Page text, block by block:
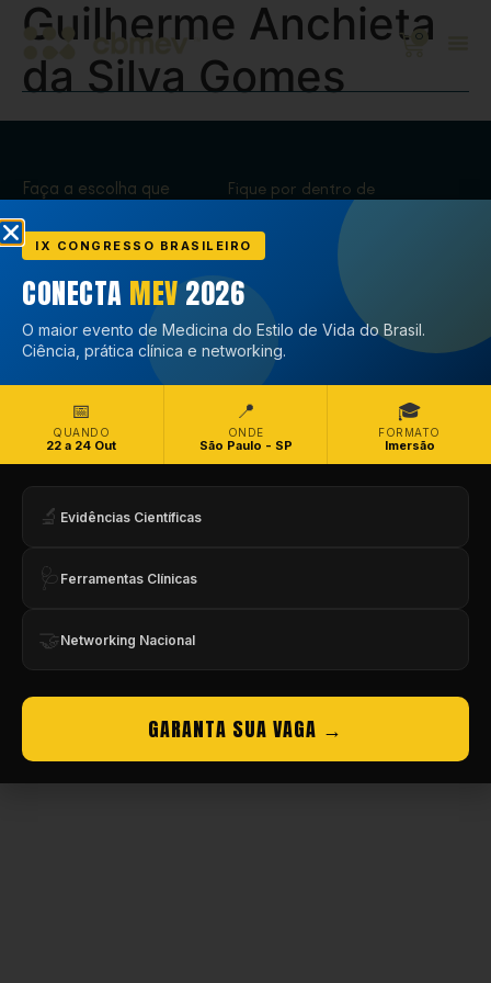
0
Guilherme Anchieta
da Silva Gomes
Faça a escolha que
transforma,
Associe-se
Associe-se
Fique por dentro de
tudo que acontece
no CBMEV
IX CONGRESSO BRASILEIRO
CONECTA MEV 2026
O maior evento de Medicina do Estilo de Vida do Brasil.
Ciência, prática clínica e networking.
📅
QUANDO
22 a 24 Out
📍
ONDE
São Paulo - SP
🎓
FORMATO
Imersão
🔬 Evidências Científicas
🩺 Ferramentas Clínicas
🤝 Networking Nacional
GARANTA SUA VAGA →